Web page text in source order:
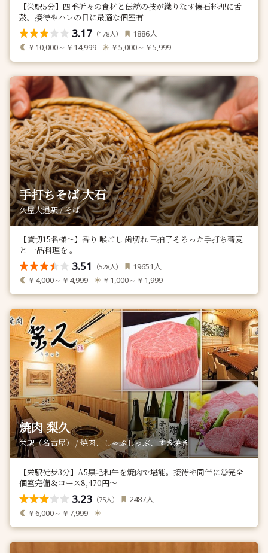
【栄駅5分】四季折々の食材と伝統の技が織りなす懐石料理に舌
鼓。接待やハレの日に最適な個室有
3.17 （178人） 1886人
￥10,000～￥14,999 ￥5,000～￥5,999
手打ちそば 大石
久屋大通駅 / そば
【貸切15名様〜】香り 喉ごし 歯切れ 三拍子そろった手打ち蕎麦
と 一品料理を 。
3.51 （528人） 19651 人
￥4,000～￥4,999 ￥1,000～￥1,999
焼肉 梨久
栄駅（名古屋） / 焼肉、しゃぶしゃぶ、すき焼き
【栄駅徒歩3分】A5黒毛和牛を焼肉で堪能。接待や同伴に◎完全
個室完備＆コース8,470円～
3.23 （75人） 2487人
￥6,000～￥7,999 -